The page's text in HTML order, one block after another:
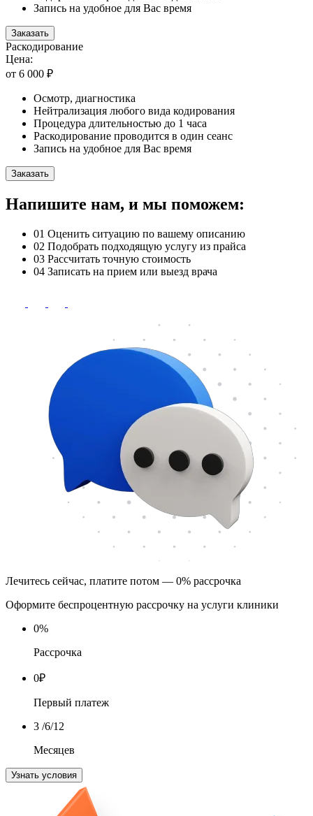
Запись на удобное для Вас время
Заказать
Раскодирование
Цена:
от 6 000 ₽
Осмотр, диагностика
Нейтрализация любого вида кодирования
Процедура длительностью до 1 часа
Раскодирование проводится в один сеанс
Запись на удобное для Вас время
Заказать
Напишите нам, и мы поможем:
01 Оценить ситуацию по вашему описанию
02 Подобрать подходящую услугу из прайса
03 Рассчитать точную стоимость
04 Записать на прием или выезд врача
Лечитесь сейчас, платите потом — 0% рассрочка
Оформите беспроцентную рассрочку на услуги клиники
0%
Рассрочка
0₽
Первый платеж
3 /6/12
Месяцев
Узнать условия